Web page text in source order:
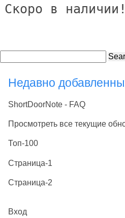
Недавно
ShortDoorNote - FAQ
Просмотреть все текущие
Топ-100
Страница-1
Страница-2
Вход